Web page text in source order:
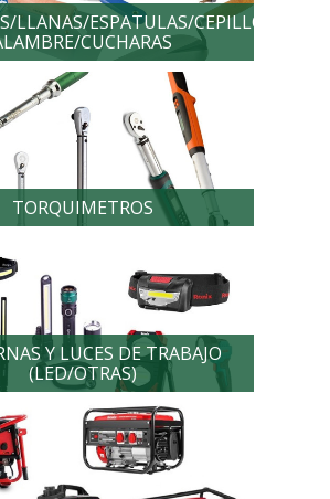
LLANAS/ESPATULAS/CEPILLOS
CUCHARAS
TORQUIMETROS
Y LUCES DE TRABAJO
(LED/OTRAS)